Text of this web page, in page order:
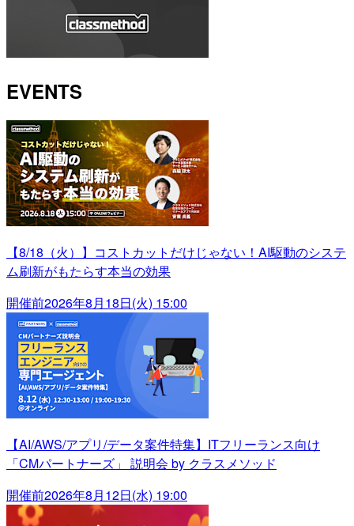
EVENTS
【8/18（火）】コストカットだけじゃない！AI駆動のシステ
ム刷新がもたらす本当の効果
開催前2026年8月18日(火) 15:00
【AI/AWS/アプリ/データ案件特集】ITフリーランス向け
「CMパートナーズ」 説明会 by クラスメソッド
開催前2026年8月12日(水) 19:00